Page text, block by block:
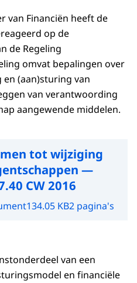
van Financiën heeft de
op de
de Regeling
omvat bepalingen over
(aan)sturing van
van verantwoording
aangewende middelen.
tot wijziging
—
CW 2016
134.05 KB2 pagina's
van een
en financiële